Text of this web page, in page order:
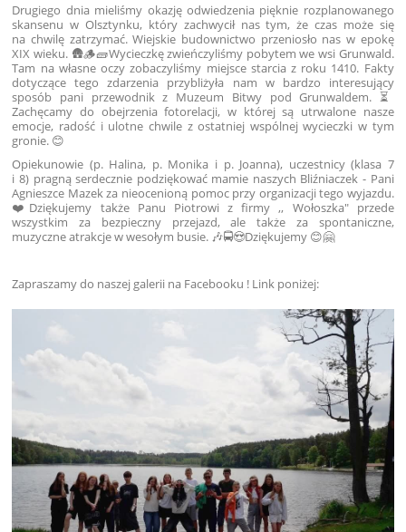
Drugiego dnia mieliśmy okazję odwiedzenia pięknie rozplanowanego
skansenu w Olsztynku, który zachwycił nas tym, że czas może się
na chwilę zatrzymać. Wiejskie budownictwo przeniosło nas w epokę
XIX wieku. 🛖🪵🧱Wycieczkę zwieńczyliśmy pobytem we wsi Grunwald.
Tam na własne oczy zobaczyliśmy miejsce starcia z roku 1410. Fakty
dotyczące tego zdarzenia przybliżyła nam w bardzo interesujący
sposób pani przewodnik z Muzeum Bitwy pod Grunwaldem. ⏳️
Zachęcamy do obejrzenia fotorelacji, w której są utrwalone nasze
emocje, radość i ulotne chwile z ostatniej wspólnej wycieczki w tym
gronie. 😊
Opiekunowie (p. Halina, p. Monika i p. Joanna), uczestnicy (klasa 7
i 8) pragną serdecznie podziękować mamie naszych Bliźniaczek - Pani
Agnieszce Mazek za nieocenioną pomoc przy organizacji tego wyjazdu.
❤️Dziękujemy także Panu Piotrowi z firmy ,, Wołoszka" przede
wszystkim za bezpieczny przejazd, ale także za spontaniczne,
muzyczne atrakcje w wesołym busie. 🎶🚍😍Dziękujemy 😊🤗
Zapraszamy do naszej galerii na Facebooku ! Link poniżej: